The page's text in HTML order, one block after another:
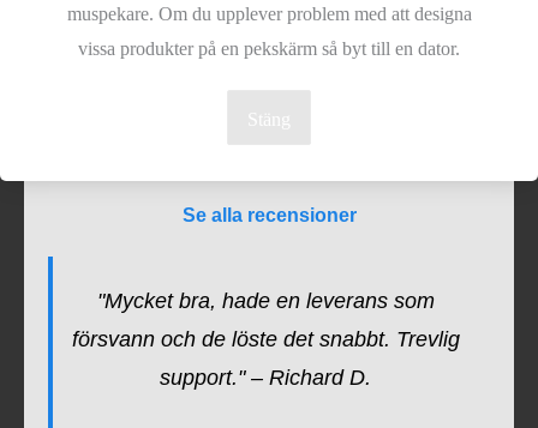
muspekare. Om du upplever problem med att designa
vissa produkter på en pekskärm så byt till en dator.
Stäng
Copyright © - 2026 Trycktema- Alla rättigheter reserverade.
Se alla recensioner
"Mycket bra, hade en leverans som
försvann och de löste det snabbt. Trevlig
support." – Richard D.